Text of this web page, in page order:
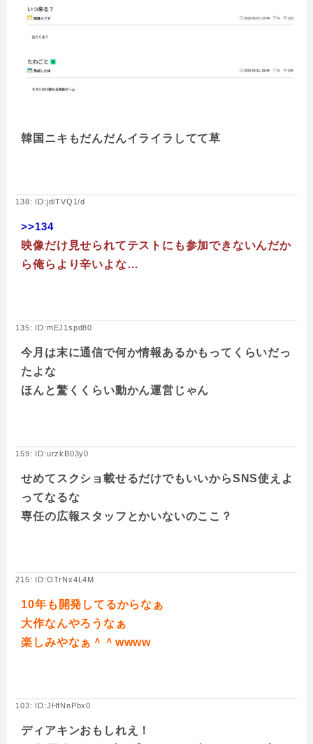
韓国ニキもだんだんイライラしてて草
138: ID:jdiTVQ1/d
>>134
映像だけ見せられてテストにも参加できないんだか
ら俺らより辛いよな…
135: ID:mEJ1spd80
今月は末に通信で何か情報あるかもってくらいだっ
たよな
ほんと驚くくらい動かん運営じゃん
159: ID:urzkB03y0
せめてスクショ載せるだけでもいいからSNS使えよ
ってなるな
専任の広報スタッフとかいないのここ？
215: ID:OTrNx4L4M
10年も開発してるからなぁ
大作なんやろうなぁ
楽しみやなぁ＾＾wwww
103: ID:JHfNnPbx0
ディアキンおもしれえ！